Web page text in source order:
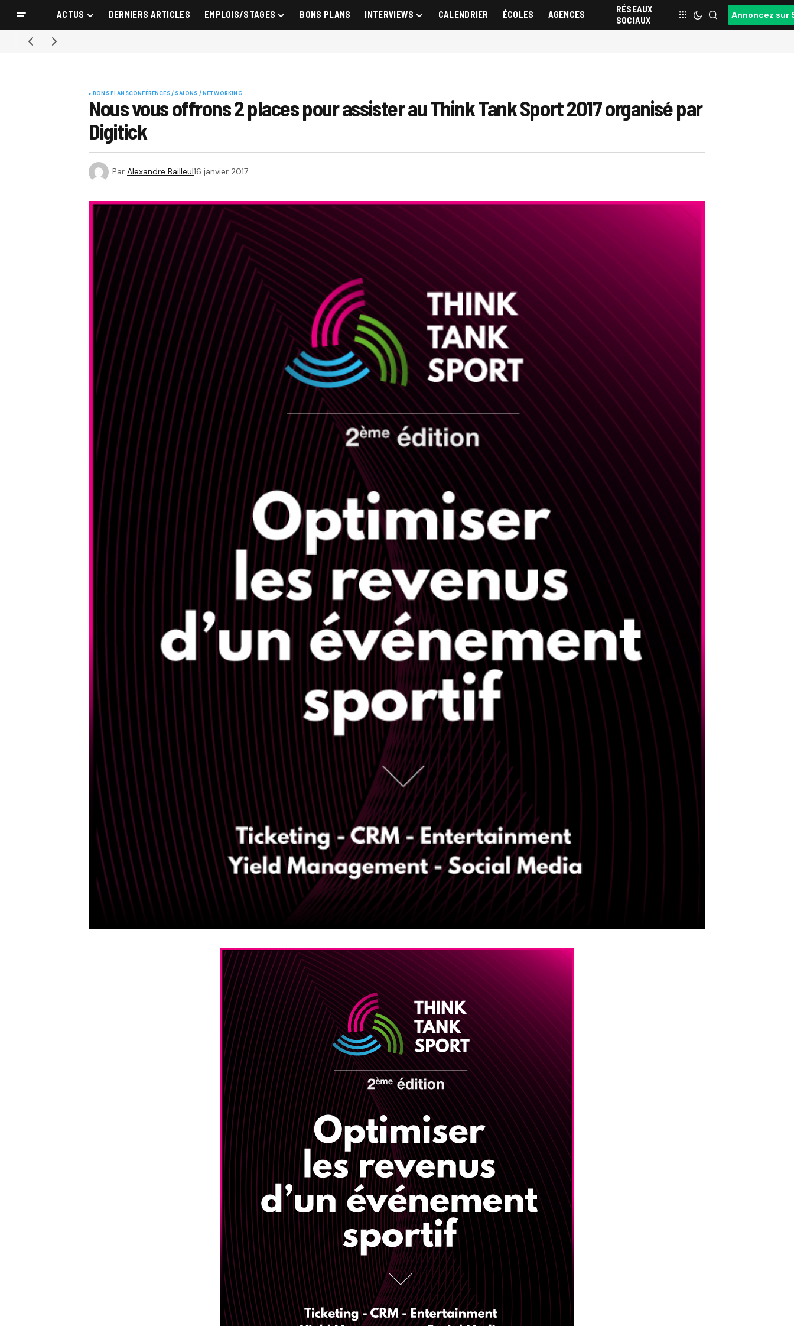
ACTUS DERNIERS ARTICLES EMPLOIS/STAGES BONS PLANS INTERVIEWS CALENDRIER ÉCOLES AGENCES
RÉSEAUX
SOCIAUX
Annoncez sur
BONS PLANSCONFÉRENCES / SALONS / NETWORKING
Nous vous offrons 2 places pour assister au Think Tank Sport 2017 organisé par
Digitick
Par Alexandre Bailleul16 janvier 2017